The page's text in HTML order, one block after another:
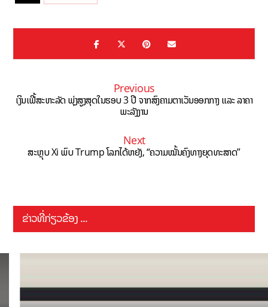
Previous
ເງິນເຟີ້ສະຫະລັດ ພຸ່ງສູງສຸດໃນຮອບ 3 ປີ ຈາກສົງຄາມຕາເວັນອອກກາງ ແລະ ລາຄາ
ພະລັງງານ
Next
ສະຫຼຸບ Xi ພົບ Trump ໂລກໄດ້ຫຍັງ, “ຄວາມໝັ້ນຄົງທາງຍຸດທະສາດ”
ຂ່າວທີ່ກ່ຽວຂ້ອງ ...